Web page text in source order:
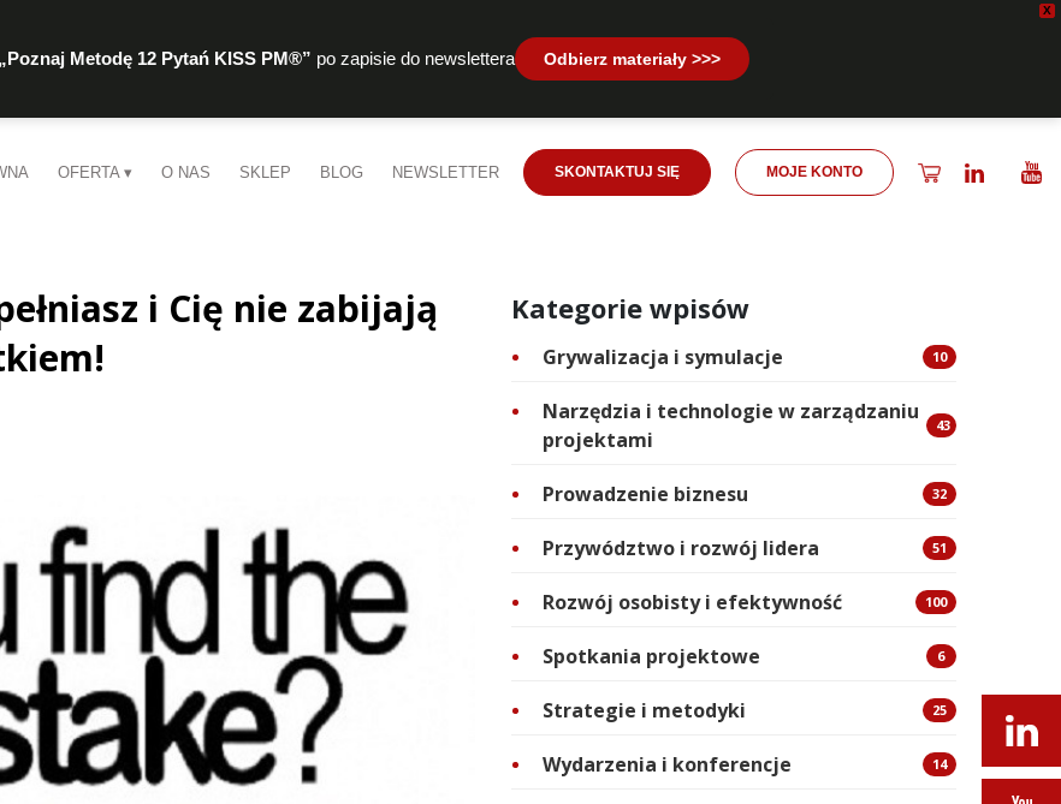
X
„Poznaj Metodę 12 Pytań KISS PM®” po zapisie do newslettera Odbierz materiały >>>
OFERTA O NAS SKLEP BLOG NEWSLETTER SKONTAKTUJ SIĘ MOJE KONTO
i Cię nie zabijają
Kategorie wpisów
Grywalizacja i symulacje 10
Narzędzia i technologie w zarządzaniu
projektami
43
Prowadzenie biznesu 32
Przywództwo i rozwój lidera 51
Rozwój osobisty i efektywność 100
Spotkania projektowe 6
Strategie i metodyki 25
Wydarzenia i konferencje 14